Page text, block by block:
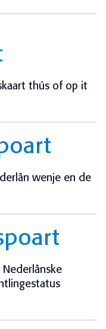
thús of op it
wenje en de